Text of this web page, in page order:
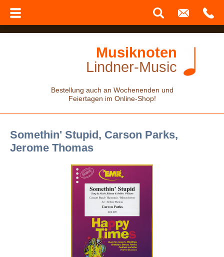
Musiknoten
Lindner-Music
Bestellung auch an Wochenenden und
Feiertagen im Online-Shop!
Somethin' Stupid, Carson Parks,
Jerome Thomas